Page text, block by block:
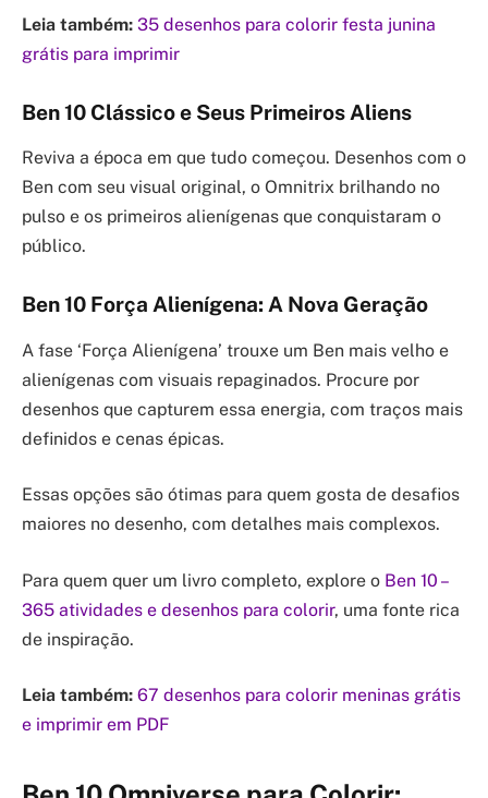
Leia também: 35 desenhos para colorir festa junina
grátis para imprimir
Ben 10 Clássico e Seus Primeiros Aliens
Reviva a época em que tudo começou. Desenhos com o
Ben com seu visual original, o Omnitrix brilhando no
pulso e os primeiros alienígenas que conquistaram o
público.
Ben 10 Força Alienígena: A Nova Geração
A fase ‘Força Alienígena’ trouxe um Ben mais velho e
alienígenas com visuais repaginados. Procure por
desenhos que capturem essa energia, com traços mais
definidos e cenas épicas.
Essas opções são ótimas para quem gosta de desafios
maiores no desenho, com detalhes mais complexos.
Para quem quer um livro completo, explore o Ben 10 –
365 atividades e desenhos para colorir, uma fonte rica
de inspiração.
Leia também: 67 desenhos para colorir meninas grátis
e imprimir em PDF